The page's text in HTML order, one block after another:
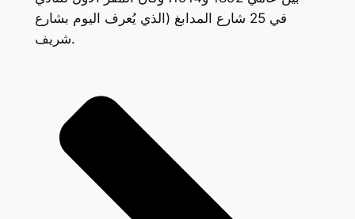
في 25 شارع المدابغ (الذي يُعرف اليوم بشارع
شريف.